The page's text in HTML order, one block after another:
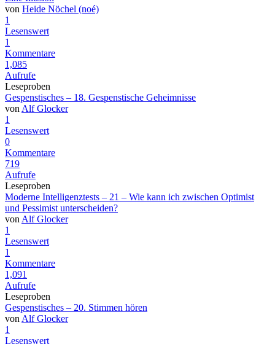
von Heide Nöchel (noé)
1
Lesenswert
1
Kommentare
1,085
Aufrufe
Leseproben
Gespenstisches – 18. Gespenstische Geheimnisse
von Alf Glocker
1
Lesenswert
0
Kommentare
719
Aufrufe
Leseproben
Moderne Intelligenztests – 21 – Wie kann ich zwischen Optimist
und Pessimist unterscheiden?
von Alf Glocker
1
Lesenswert
1
Kommentare
1,091
Aufrufe
Leseproben
Gespenstisches – 20. Stimmen hören
von Alf Glocker
1
Lesenswert